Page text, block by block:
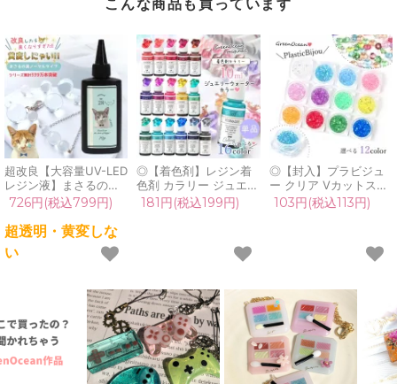
こんな商品も買っています
超改良【大容量UV-LED
レジン液】まさるの涙
ver.03 超透明 70g 初心
者 作家 コーティング
ハード 黄変しない 高品
質 クリア 猫 UVレジン
液 安い おすすめ
726円(税込799円)
超透明・黄変しな
い
◎【着色剤】レジン着
色剤 カラリー ジュエリ
ーウォーターカラー 単
品 レジン着色料 定番
GreenOceanオリジナ
181円(税込199円)
◎【封入】プラビジュ
ー クリア Vカットスト
ーン レジン封入 ネイル
パーツ ネイル用品 デコ
ャカシャ 手芸 クラフト
103円(税込113円)